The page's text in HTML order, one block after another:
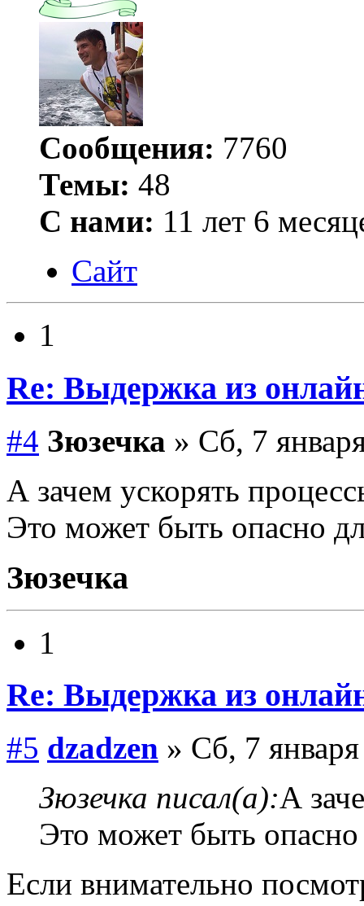
Сообщения: 7760
Темы: 48
С нами: 11 лет 6
Сайт
1
Re: Выдержка из
#4 Зюзечка » Сб, 7
А зачем ускорять
Это может быть опасно
Зюзечка
1
Re: Выдержка из
#5 dzadzen » Сб, 7
Зюзечка писал(а):А
Это может быть
Если внимательно